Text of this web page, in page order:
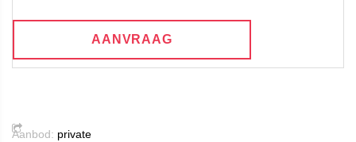
AANVRAAG
Aanbod: private